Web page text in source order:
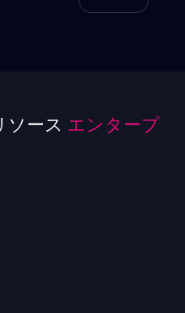
ソース エンタープ